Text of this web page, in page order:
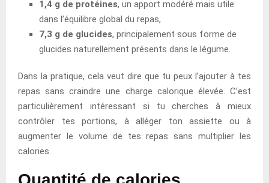
1,4 g de protéines, un apport modéré mais utile
dans l’équilibre global du repas,
7,3 g de glucides, principalement sous forme de
glucides naturellement présents dans le légume.
Dans la pratique, cela veut dire que tu peux l’ajouter à tes
repas sans craindre une charge calorique élevée. C’est
particulièrement intéressant si tu cherches à mieux
contrôler tes portions, à alléger ton assiette ou à
augmenter le volume de tes repas sans multiplier les
calories.